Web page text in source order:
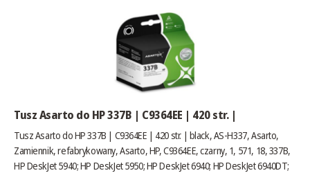
Tusz Asarto do HP 337B | C9364EE | 420 str. |
Tusz Asarto do HP 337B | C9364EE | 420 str. | black, AS-H337, Asarto,
Zamiennik, refabrykowany, Asarto, HP, C9364EE, czarny, 1, 571, 18, 337B,
HP DeskJet 5940; HP DeskJet 5950; HP DeskJet 6940; HP DeskJet 6940DT;